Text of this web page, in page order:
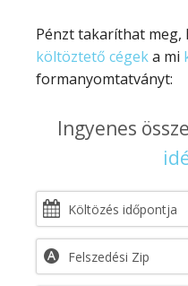
Pénzt takaríthat meg,
költöztető cégeka mi
formanyomtatványt:
Ingyenes